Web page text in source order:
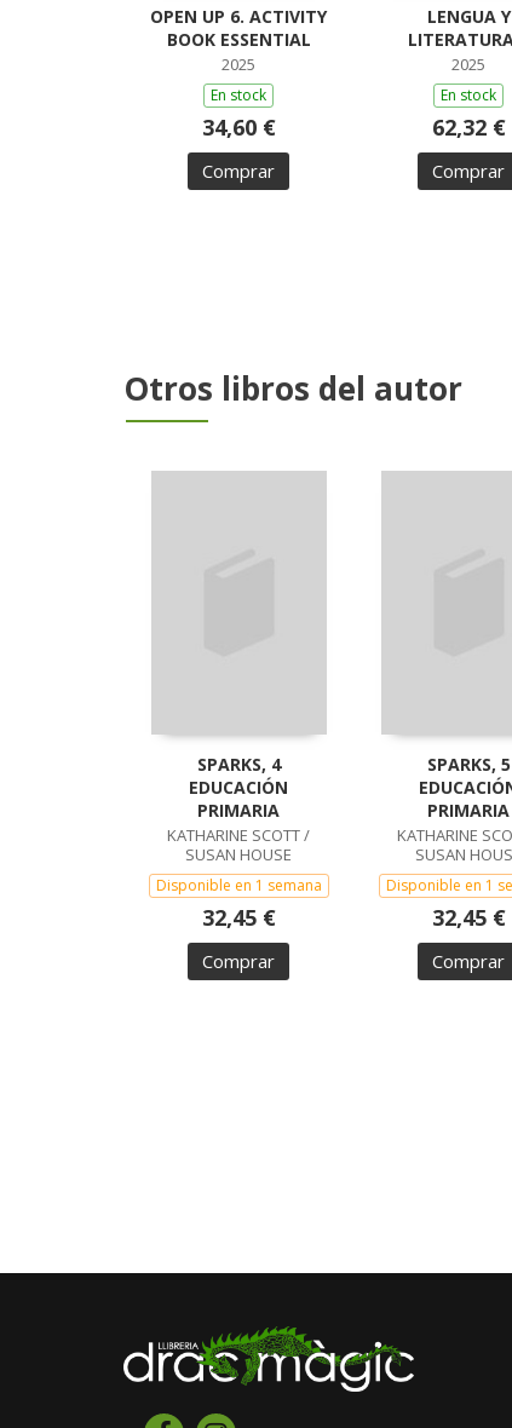
OPEN UP 6. ACTIVITY
BOOK ESSENTIAL
2025
En stock
34,60 €
Comprar
LENGUA Y
2025
En stock
62,32 €
Comprar
Otros libros del autor
SPARKS, 4
EDUCACIÓN
PRIMARIA
KATHARINE SCOTT /
SUSAN HOUSE
Disponible en 1 semana
32,45 €
Comprar
SPARKS, 5
PRIMARIA
KATHARINE
SUSAN
Disponible en 1
32,45 €
Comprar